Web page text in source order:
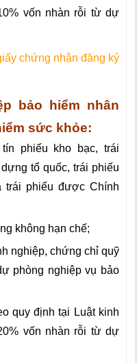
vốn nhàn rỗi từ dự
chứng nhận đăng ký
bảo hiểm nhân
sức khỏe:
phiếu kho bạc, trái
tổ quốc, trái phiếu
trái phiếu được Chính
không hạn chế;
nghiệp, chứng chỉ quỹ
phòng nghiệp vụ bảo
quy định tại Luật kinh
vốn nhàn rỗi từ dự